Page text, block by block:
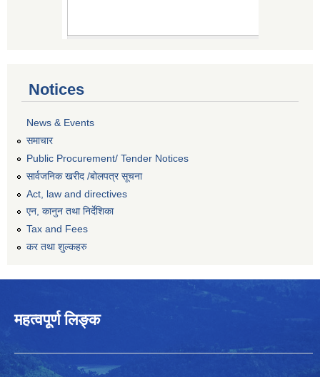
Notices
News & Events
समाचार
Public Procurement/ Tender Notices
सार्वजनिक खरीद /बोलपत्र सूचना
Act, law and directives
एन, कानुन तथा निर्देशिका
Tax and Fees
कर तथा शुल्कहरु
महत्वपूर्ण लिङ्क